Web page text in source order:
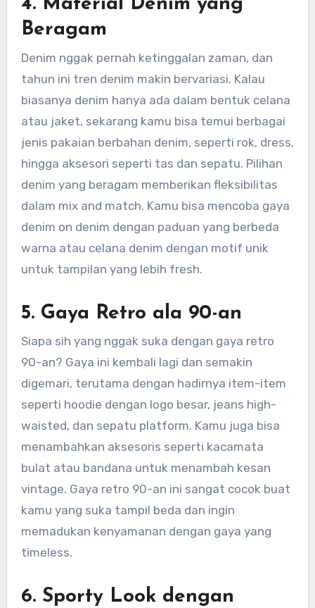
4. Material Denim yang
Beragam
Denim nggak pernah ketinggalan zaman, dan
tahun ini tren denim makin bervariasi. Kalau
biasanya denim hanya ada dalam bentuk celana
atau jaket, sekarang kamu bisa temui berbagai
jenis pakaian berbahan denim, seperti rok, dress,
hingga aksesori seperti tas dan sepatu. Pilihan
denim yang beragam memberikan fleksibilitas
dalam mix and match. Kamu bisa mencoba gaya
denim on denim dengan paduan yang berbeda
warna atau celana denim dengan motif unik
untuk tampilan yang lebih fresh.
5. Gaya Retro ala 90-an
Siapa sih yang nggak suka dengan gaya retro
90-an? Gaya ini kembali lagi dan semakin
digemari, terutama dengan hadirnya item-item
seperti hoodie dengan logo besar, jeans high-
waisted, dan sepatu platform. Kamu juga bisa
menambahkan aksesoris seperti kacamata
bulat atau bandana untuk menambah kesan
vintage. Gaya retro 90-an ini sangat cocok buat
kamu yang suka tampil beda dan ingin
memadukan kenyamanan dengan gaya yang
timeless.
6. Sporty Look dengan